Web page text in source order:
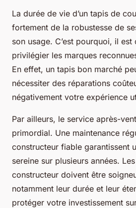
La durée de vie d’un tapis de
fortement de la robustesse de
son usage. C’est pourquoi, il est
privilégier les marques
En effet, un tapis bon marché
nécessiter des réparations
négativement votre expérience
Par ailleurs, le service après-
primordial. Une maintenance
constructeur fiable garantissent
sereine sur plusieurs années.
constructeur doivent être
notamment leur durée et leur
protéger votre investissement